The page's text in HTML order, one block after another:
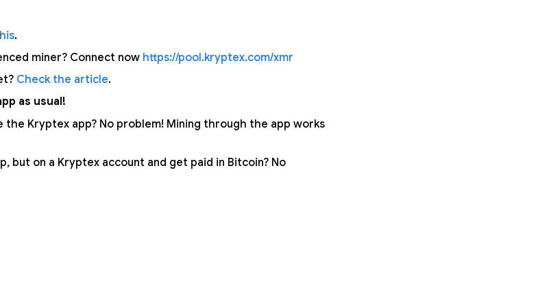
.
miner? Connect now https://pool.kryptex.com/xmr
Check the article.
as usual!
the Kryptex app? No problem! Mining through the app works
but on a Kryptex account and get paid in Bitcoin? No